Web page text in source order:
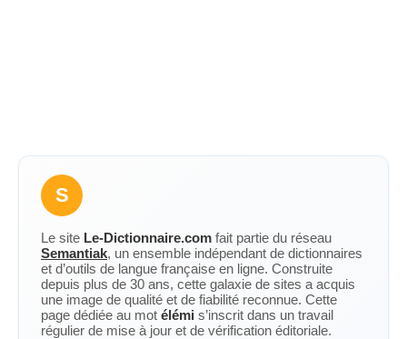
S
Le site Le-Dictionnaire.com fait partie du réseau
Semantiak, un ensemble indépendant de dictionnaires
et d’outils de langue française en ligne. Construite
depuis plus de 30 ans, cette galaxie de sites a acquis
une image de qualité et de fiabilité reconnue. Cette
page dédiée au mot élémi s’inscrit dans un travail
régulier de mise à jour et de vérification éditoriale.